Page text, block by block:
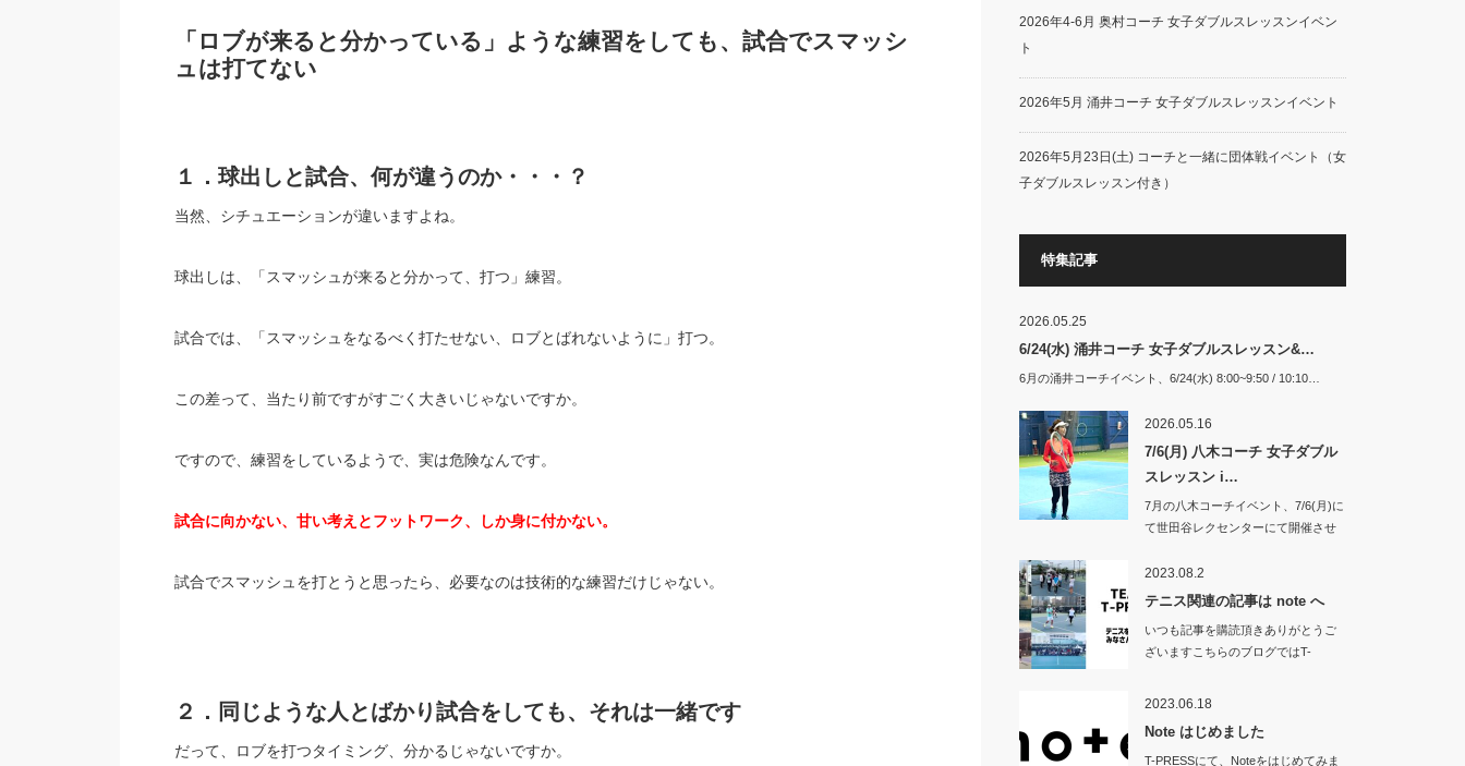
「ロブが来ると分かっている」ような練習をしても、試合でスマッシ
ュは打てない
１．球出しと試合、何が違うのか・・・？
当然、シチュエーションが違いますよね。
球出しは、「スマッシュが来ると分かって、打つ」練習。
試合では、「スマッシュをなるべく打たせない、ロブとばれないように」打つ。
この差って、当たり前ですがすごく大きいじゃないですか。
ですので、練習をしているようで、実は危険なんです。
試合に向かない、甘い考えとフットワーク、しか身に付かない。
試合でスマッシュを打とうと思ったら、必要なのは技術的な練習だけじゃない。
２．同じような人とばかり試合をしても、それは一緒です
だって、ロブを打つタイミング、分かるじゃないですか。
2026年4-6月 奥村コーチ 女子ダブルスレッスンイベン
ト
2026年5月 涌井コーチ 女子ダブルスレッスンイベント
2026年5月23日(土) コーチと一緒に団体戦イベント（女
子ダブルスレッスン付き）
特集記事
2026.05.25
6/24(水) 涌井コーチ 女子ダブルスレッスン&…
6月の涌井コーチイベント、6/24(水) 8:00~9:50 / 10:10…
2026.05.16
7/6(月) 八木コーチ 女子ダブル
スレッスン i…
7月の八木コーチイベント、7/6(月)に
て世田谷レクセンターにて開催させ
2023.08.2
テニス関連の記事は note へ
いつも記事を購読頂きありがとうご
ざいますこちらのブログではT-
2023.06.18
Note はじめました
T-PRESSにて、Noteをはじめてみま